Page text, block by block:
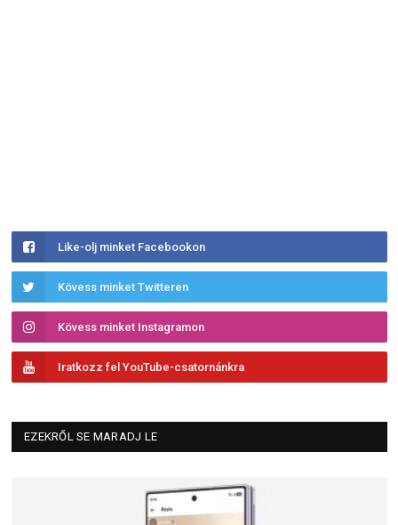
Like-olj minket Facebookon
Kövess minket Twitteren
Kövess minket Instagramon
Iratkozz fel YouTube-csatornánkra
EZEKRŐL SE MARADJ LE